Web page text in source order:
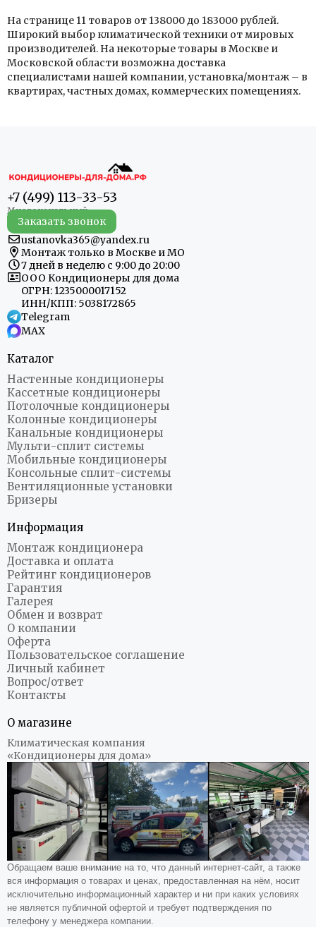
На странице 11 товаров от 138000 до 183000 рублей.
Широкий выбор климатической техники от мировых
производителей. На некоторые товары в Москве и
Московской области возможна доставка
специалистами нашей компании, установка/монтаж – в
квартирах, частных домах, коммерческих помещениях.
+7 (499) 113-33-53
Заказать звонок
ustanovka365@yandex.ru
Монтаж только в Москве и МО
7 дней в неделю с 9:00 до 20:00
ООО Кондиционеры для дома
ОГРН: 1235000017152
ИНН/КПП: 5038172865
Telegram
MAX
Каталог
Настенные кондиционеры
Кассетные кондиционеры
Потолочные кондиционеры
Колонные кондиционеры
Канальные кондиционеры
Мульти-сплит системы
Мобильные кондиционеры
Консольные сплит-системы
Вентиляционные установки
Бризеры
Информация
Монтаж кондиционера
Доставка и оплата
Рейтинг кондиционеров
Гарантия
Галерея
Обмен и возврат
О компании
Оферта
Пользовательское соглашение
Личный кабинет
Вопрос/ответ
Контакты
О магазине
Климатическая компания
«Кондиционеры для дома»
Обращаем ваше внимание на то, что данный интернет-сайт, а также
вся информация о товарах и ценах, предоставленная на нём, носит
исключительно информационный характер и ни при каких условиях
не является публичной офертой и требует подтверждения по
телефону у менеджера компании.